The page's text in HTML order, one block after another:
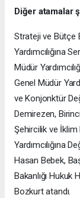
Diğer atamalar
Strateji ve Bütçe
Yardımcılığına
Müdür
Genel Müdür
ve Konjonktür
Demirezen,
Şehircilik ve İklim
Yardımcılığına
Hasan Bebek,
Bakanlığı Hukuk
Bozkurt atandı.